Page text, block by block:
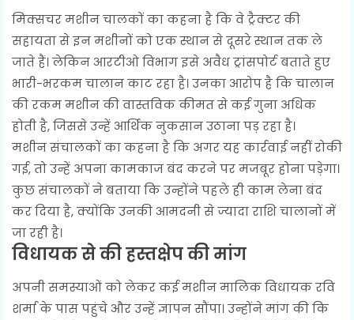
मिक्सचर मशीन चालकों का कहना है कि वे ट्रैक्टर की
सहायता से इन मशीनों को एक स्थान से दूसरे स्थान तक ले
जाते हैं। लेकिन आरटीओ विभाग इसे अवैध ट्रांसपोर्ट बताते हुए
भारी-भरकम चालान काट रहा है। उनका आरोप है कि चालान
की रकम मशीन की वास्तविक कीमत से कई गुना अधिक
होती है, जिससे उन्हें आर्थिक नुकसान उठाना पड़ रहा है।
मशीन संचालकों का कहना है कि अगर यह कार्रवाई नहीं रोकी
गई, तो उन्हें अपना कामकाज बंद करने पर मजबूर होना पड़ेगा।
कुछ संचालकों ने बताया कि उन्होंने पहले ही काम लेना बंद
कर दिया है, क्योंकि उनकी आमदनी से ज्यादा राशि चालानों में
जा रही है।
विधायक से की हस्तक्षेप की मांग
अपनी समस्याओं को लेकर कई मशीन मालिक विधायक रवि
शर्मा के पास पहुंचे और उन्हें ज्ञापन सौंपा। उन्होंने मांग की कि